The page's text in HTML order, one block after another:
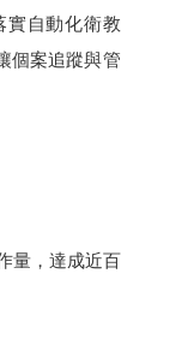
實自動化衛教
個案追蹤與管
量，達成近百